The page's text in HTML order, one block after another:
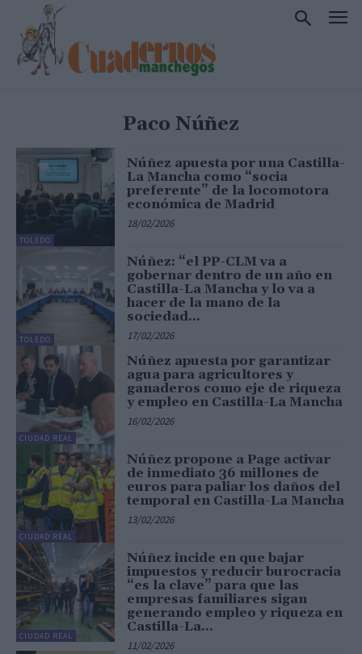
Paco Núñez
TOLEDO
Núñez apuesta por una Castilla-
La Mancha como “socia
preferente” de la locomotora
económica de Madrid
18/02/2026
TOLEDO
Núñez: “el PP-CLM va a
gobernar dentro de un año en
Castilla-La Mancha y lo va a
hacer de la mano de la
sociedad...
17/02/2026
CIUDAD REAL
Núñez apuesta por garantizar
agua para agricultores y
ganaderos como eje de riqueza
y empleo en Castilla-La Mancha
16/02/2026
CIUDAD REAL
Núñez propone a Page activar
de inmediato 36 millones de
euros para paliar los daños del
temporal en Castilla-La Mancha
13/02/2026
CIUDAD REAL
Núñez incide en que bajar
impuestos y reducir burocracia
“es la clave” para que las
empresas familiares sigan
generando empleo y riqueza en
Castilla-La...
11/02/2026